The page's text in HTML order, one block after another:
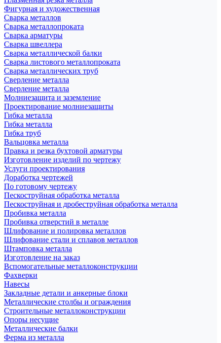
Фигурная и художественная
Сварка металлов
Сварка металлопроката
Сварка арматуры
Сварка швеллера
Сварка металлической балки
Сварка листового металлопроката
Сварка металлических труб
Сверление металла
Сверление металла
Молниезащита и заземление
Проектирование молниезащиты
Гибка металла
Гибка металла
Гибка труб
Вальцовка металла
Правка и резка бухтовой арматуры
Изготовление изделий по чертежу
Услуги проектирования
Доработка чертежей
По готовому чертежу
Пескоструйная обработка металла
Пескоструйная и дробеструйная обработка металла
Пробивка металла
Пробивка отверстий в металле
Шлифование и полировка металлов
Шлифование стали и сплавов металлов
Штамповка металла
Изготовление на заказ
Вспомогательные металлоконструкции
Фахверки
Навесы
Закладные детали и анкерные блоки
Металлические столбы и ограждения
Строительные металлоконструкции
Опоры несущие
Металлические балки
Ферма из металла